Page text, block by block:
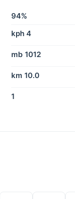
94%
4 kph
1012 mb
10.0 km
1